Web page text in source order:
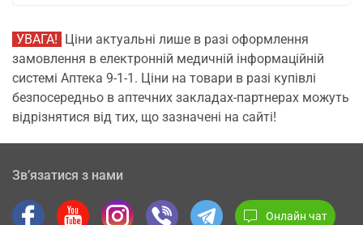
УВАГА! Ціни актуальні лише в разі оформлення
замовлення в електронній медичній інформаційній
системі Аптека 9-1-1. Ціни на товари в разі купівлі
безпосередньо в аптечних закладах-партнерах можуть
відрізнятися від тих, що зазначені на сайті!
Зв’язатися з нами
Онлайн чат